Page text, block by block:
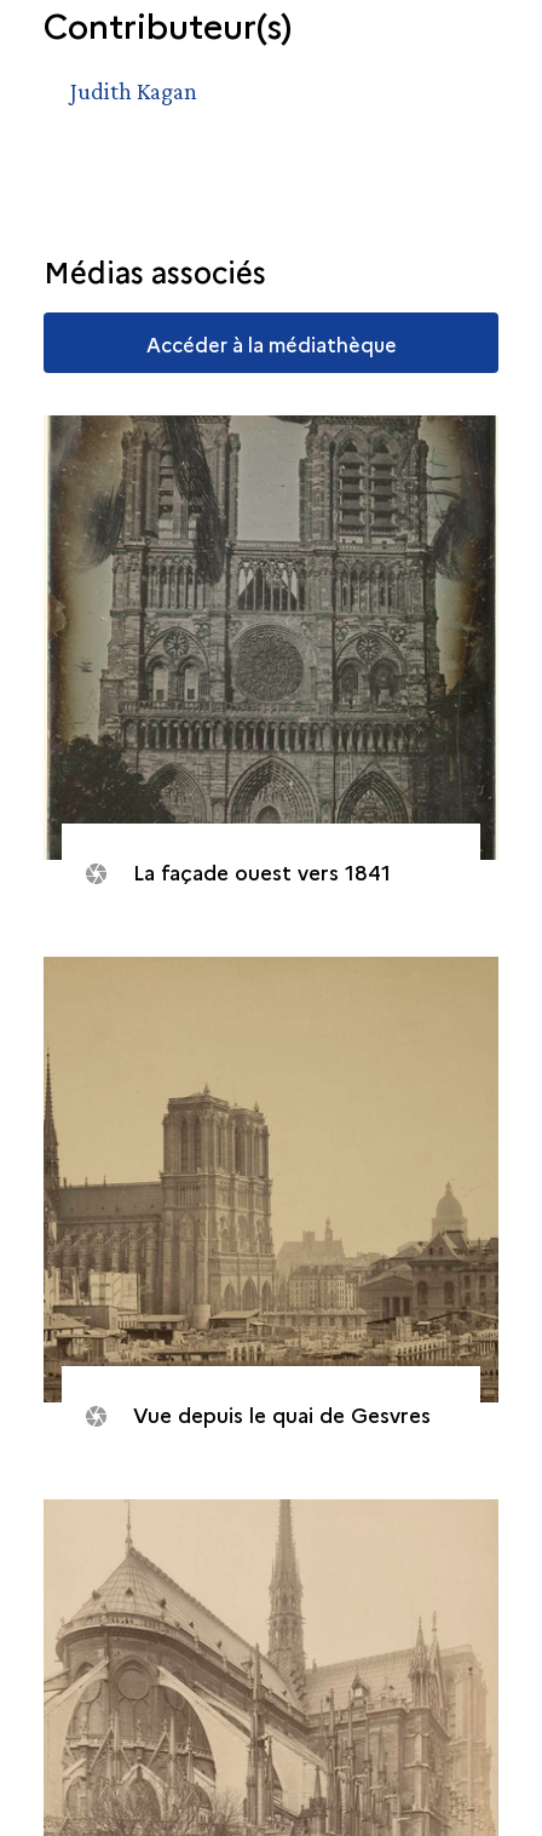
Contributeur(s)
Judith Kagan
Médias associés
Accéder à la médiathèque
La façade ouest vers 1841
Vue depuis le quai de Gesvres